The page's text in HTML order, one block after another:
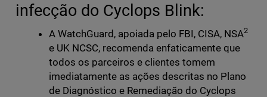
infecção do Cyclops Blink:
A WatchGuard, apoiada pelo FBI, CISA, NSA2
e UK NCSC, recomenda enfaticamente que
todos os parceiros e clientes tomem
imediatamente as ações descritas no Plano
de Diagnóstico e Remediação do Cyclops